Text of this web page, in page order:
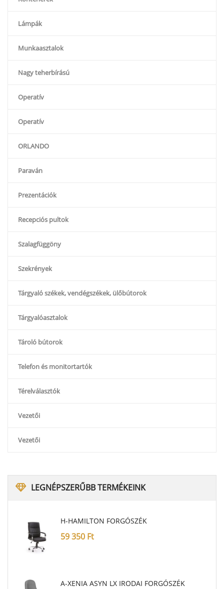
Lámpák
Munkaasztalok
Nagy teherbírású
Operatív
Operatív
ORLANDO
Paraván
Prezentációk
Recepciós pultok
Szalagfüggöny
Szekrények
Tárgyaló székek, vendégszékek, ülőbútorok
Tárgyalóasztalok
Tároló bútorok
Telefon és monitortartók
Térelválasztók
Vezetői
Vezetői
LEGNÉPSZERŰBBTERMÉKEINK
H-HAMILTON FORGÓSZÉK
59 350 Ft
A-XENIA ASYN LX IRODAI FORGÓSZÉK